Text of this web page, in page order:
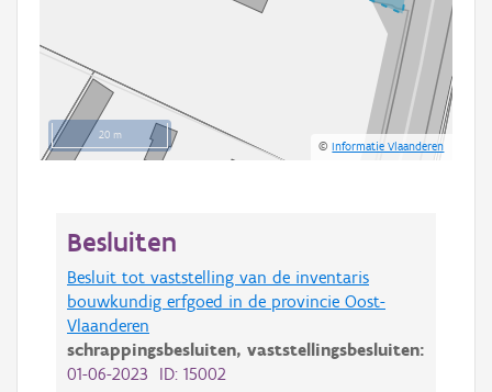
20 m
©Informatie Vlaanderen
Besluiten
Besluit tot vaststelling van de inventaris
bouwkundig erfgoed in de provincie Oost-
Vlaanderen
schrappingsbesluiten, vaststellingsbesluiten:
01-06-2023 ID: 15002